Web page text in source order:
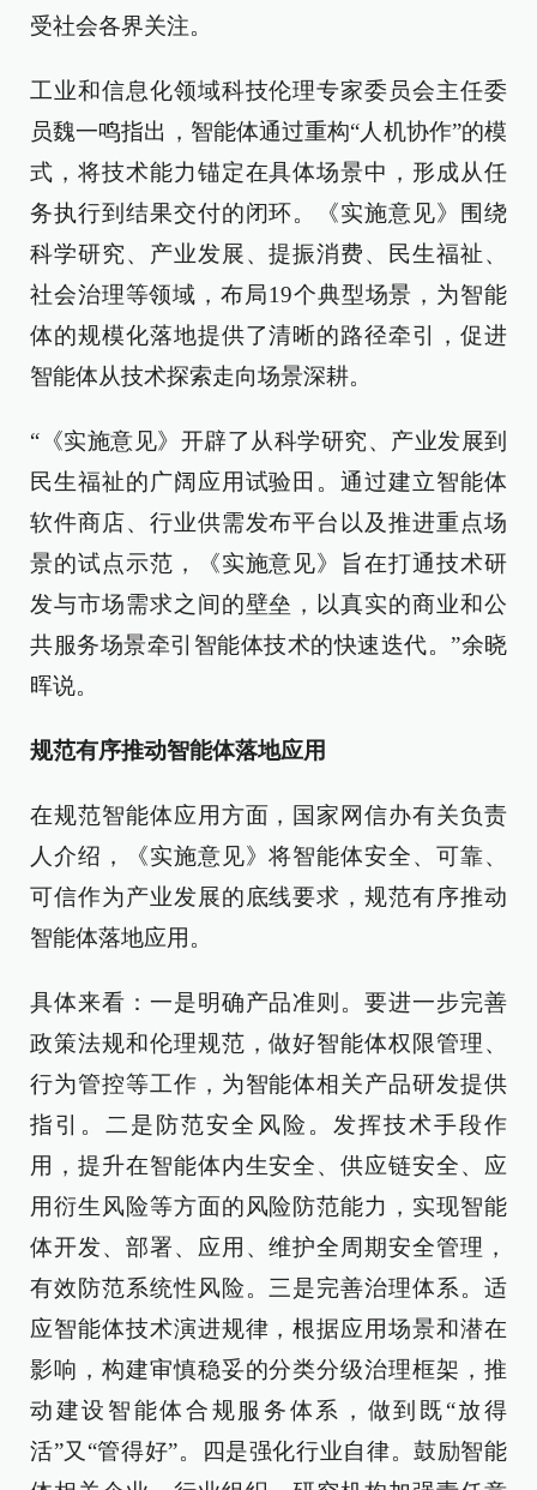
受社会各界关注。
工业和信息化领域科技伦理专家委员会主任委
员魏一鸣指出，智能体通过重构“人机协作”的模
式，将技术能力锚定在具体场景中，形成从任
务执行到结果交付的闭环。《实施意见》围绕
科学研究、产业发展、提振消费、民生福祉、
社会治理等领域，布局19个典型场景，为智能
体的规模化落地提供了清晰的路径牵引，促进
智能体从技术探索走向场景深耕。
“《实施意见》开辟了从科学研究、产业发展到
民生福祉的广阔应用试验田。通过建立智能体
软件商店、行业供需发布平台以及推进重点场
景的试点示范，《实施意见》旨在打通技术研
发与市场需求之间的壁垒，以真实的商业和公
共服务场景牵引智能体技术的快速迭代。”余晓
晖说。
规范有序推动智能体落地应用
在规范智能体应用方面，国家网信办有关负责
人介绍，《实施意见》将智能体安全、可靠、
可信作为产业发展的底线要求，规范有序推动
智能体落地应用。
具体来看：一是明确产品准则。要进一步完善
政策法规和伦理规范，做好智能体权限管理、
行为管控等工作，为智能体相关产品研发提供
指引。二是防范安全风险。发挥技术手段作
用，提升在智能体内生安全、供应链安全、应
用衍生风险等方面的风险防范能力，实现智能
体开发、部署、应用、维护全周期安全管理，
有效防范系统性风险。三是完善治理体系。适
应智能体技术演进规律，根据应用场景和潜在
影响，构建审慎稳妥的分类分级治理框架，推
动建设智能体合规服务体系，做到既“放得
活”又“管得好”。四是强化行业自律。鼓励智能